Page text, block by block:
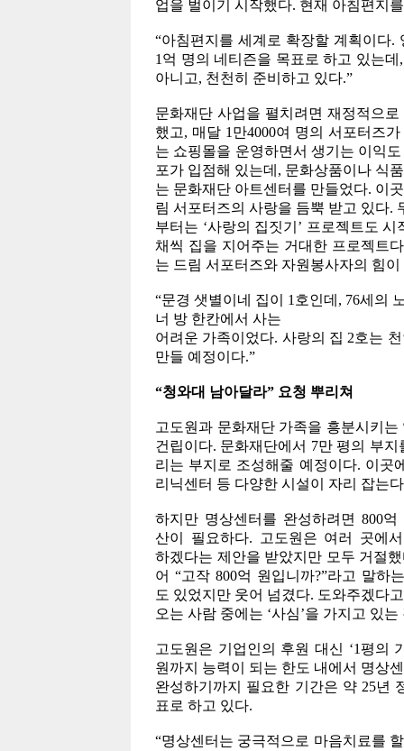
업을 벌이기 시작했다. 현재 아침편지
“아침편지를 세계로 확장할 계획이다
1억 명의 네티즌을 목표로 하고 있는
아니고, 천천히 준비하고 있다.”
문화재단 사업을 펼치려면 재정적으
했고, 매달 1만4000여 명의 서포터즈
는 쇼핑몰을 운영하면서 생기는 이익
포가 입점해 있는데, 문화상품이나 식
는 문화재단 아트센터를 만들었다. 이
림 서포터즈의 사랑을 듬뿍 받고 있다.
부터는 ‘사랑의 집짓기’ 프로젝트도
채씩 집을 지어주는 거대한 프로젝트
는 드림 서포터즈와 자원봉사자의 힘이
“문경 샛별이네 집이 1호인데, 76세의
너 방 한칸에서 사는
어려운 가족이었다. 사랑의 집 2호는
만들 예정이다.”
“청와대 남아달라” 요청 뿌리쳐
고도원과 문화재단 가족을 흥분시키는
건립이다. 문화재단에서 7만 평의 부
리는 부지로 조성해줄 예정이다. 이곳
리닉센터 등 다양한 시설이 자리 잡는
하지만 명상센터를 완성하려면 800
산이 필요하다. 고도원은 여러 곳에
하겠다는 제안을 받았지만 모두 거절
어 “고작 800억 원입니까?”라고 말하
도 있었지만 웃어 넘겼다. 도와주겠다
오는 사람 중에는 ‘사심’을 가지고 있
고도원은 기업인의 후원 대신 ‘1평의
원까지 능력이 되는 한도 내에서 명상
완성하기까지 필요한 기간은 약 25년
표로 하고 있다.
“명상센터는 궁극적으로 마음치료를